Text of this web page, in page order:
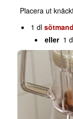
Placera ut
1 dl
eller1